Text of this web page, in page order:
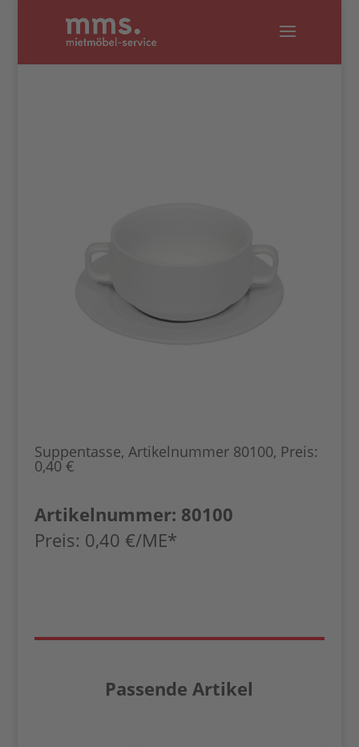
Suppentasse, Artikelnummer 80100, Preis:
0,40 €
Artikelnummer: 80100
Preis: 0,40 €/ME*
Passende Artikel